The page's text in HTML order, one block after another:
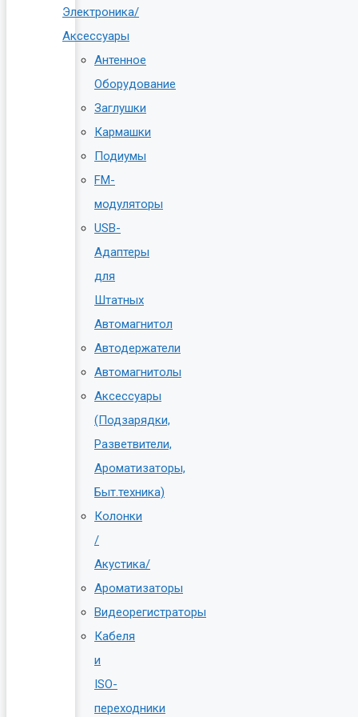
Электроника/
Аксессуары
Антенное
Оборудование
Заглушки
Кармашки
Подиумы
FM-
модуляторы
USB-
Адаптеры
для
Штатных
Автомагнитол
Автодержатели
Автомагнитолы
Аксессуары
(Подзарядки,
Разветвители,
Ароматизаторы,
Быт.техника)
Колонки
/
Акустика/
Ароматизаторы
Видеорегистраторы
Кабеля
и
ISO-
переходники